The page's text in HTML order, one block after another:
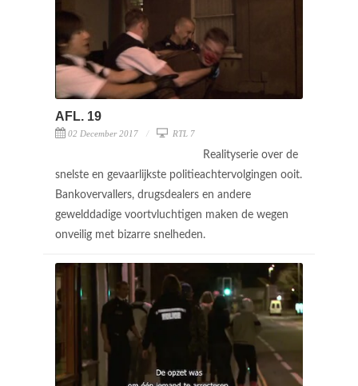
AFL. 19
02 December 2017 RTL 7
Realityserie over de
snelste en gevaarlijkste politieachtervolgingen ooit.
Bankovervallers, drugsdealers en andere
gewelddadige voortvluchtigen maken de wegen
onveilig met bizarre snelheden.